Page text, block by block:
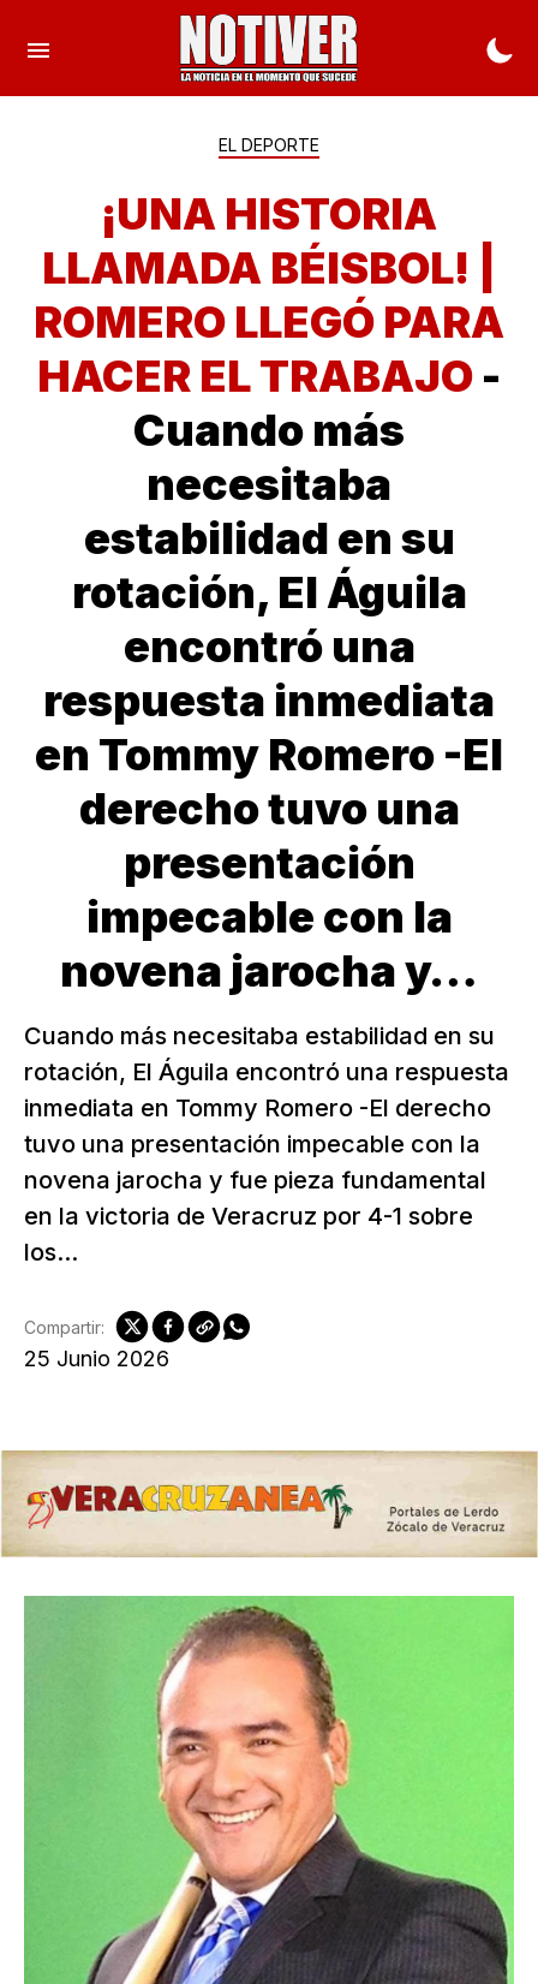
EL DEPORTE
¡UNA HISTORIA
LLAMADA BÉISBOL! |
ROMERO LLEGÓ PARA
HACER EL TRABAJO -
Cuando más
necesitaba
estabilidad en su
rotación, El Águila
encontró una
respuesta inmediata
en Tommy Romero -El
derecho tuvo una
presentación
impecable con la
novena jarocha y…
Cuando más necesitaba estabilidad en su
rotación, El Águila encontró una respuesta
inmediata en Tommy Romero -El derecho
tuvo una presentación impecable con la
novena jarocha y fue pieza fundamental
en la victoria de Veracruz por 4-1 sobre
los...
25 Junio 2026
Compartir: